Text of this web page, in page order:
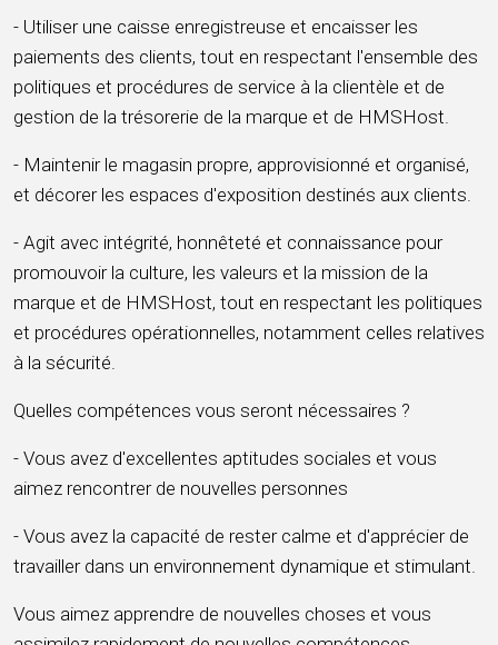
- Utiliser une caisse enregistreuse et encaisser les
paiements des clients, tout en respectant l'ensemble des
politiques et procédures de service à la clientèle et de
gestion de la trésorerie de la marque et de HMSHost.
- Maintenir le magasin propre, approvisionné et organisé,
et décorer les espaces d'exposition destinés aux clients.
- Agit avec intégrité, honnêteté et connaissance pour
promouvoir la culture, les valeurs et la mission de la
marque et de HMSHost, tout en respectant les politiques
et procédures opérationnelles, notamment celles relatives
à la sécurité.
Quelles compétences vous seront nécessaires ?
- Vous avez d'excellentes aptitudes sociales et vous
aimez rencontrer de nouvelles personnes
- Vous avez la capacité de rester calme et d'apprécier de
travailler dans un environnement dynamique et stimulant.
Vous aimez apprendre de nouvelles choses et vous